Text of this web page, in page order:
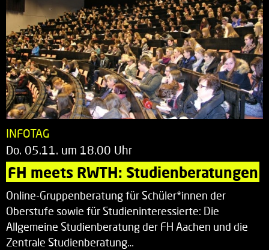
INFOTAG
Do. 05.11. um 18.00 Uhr
FH meets RWTH: Studienberatungen
Online-Gruppenberatung für Schüler*innen der
Oberstufe sowie für Studieninteressierte: Die
Allgemeine Studienberatung der FH Aachen und die
Zentrale Studienberatung…